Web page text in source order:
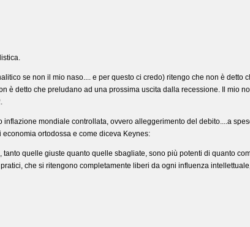
se non il mio naso.... e per questo ci credo) ritengo che non è detto
è detto che preludano ad una prossima uscita dalla recessione. Il mio
inflazione mondiale controllata, ovvero alleggerimento del debito....a
ortodossa e come diceva Keynes:
quelle giuste quanto quelle sbagliate, sono più potenti di quanto
che si ritengono completamente liberi da ogni influenza